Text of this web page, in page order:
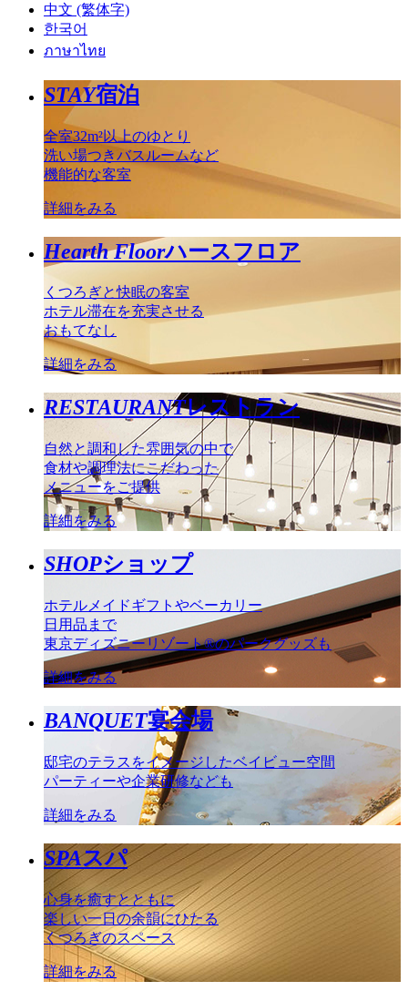
中文 (繁体字)
한국어
ภาษาไทย
STAY宿泊
全室32m²以上のゆとり
洗い場つきバスルームなど
機能的な客室
詳細をみる
Hearth Floorハースフロア
くつろぎと快眠の客室
ホテル滞在を充実させる
おもてなし
詳細をみる
RESTAURANTレストラン
自然と調和した雰囲気の中で
食材や調理法にこだわった
メニューをご提供
詳細をみる
SHOPショップ
ホテルメイドギフトやベーカリー
日用品まで
東京ディズニーリゾート®のパークグッズも
詳細をみる
BANQUET宴会場
邸宅のテラスをイメージしたベイビュー空間
パーティーや企業研修なども
詳細をみる
SPAスパ
心身を癒すとともに
楽しい一日の余韻にひたる
くつろぎのスペース
詳細をみる